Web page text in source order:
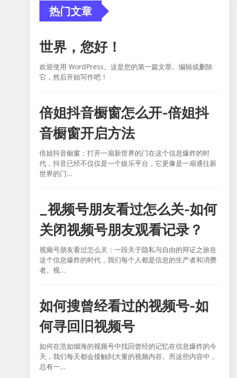
热门文章
世界，您好！
欢迎使用 WordPress。这是您的第一篇文章。编辑或删除
它，然后开始写作吧！
倍姐抖音橱窗怎么开-倍姐抖
音橱窗开启方法
倍姐抖音橱窗：打开一扇新世界的门在这个信息爆炸的时
代，抖音已经不仅仅是一个娱乐平台，它更像是一扇通往新
世界的门...
_视频号朋友看过怎么关-如何
关闭视频号朋友观看记录？
视频号朋友看过怎么关：一段关于隐私与自由的辩证之旅在
这个信息爆炸的时代，我们每个人都是信息的生产者和消费
者。视...
如何搜曾经看过的视频号-如
何寻回旧视频号
如何在浩如烟海的视频号中找回曾经的记忆在信息爆炸的今
天，我们每天都会接触到大量的视频内容。而这些内容中，
总有一...